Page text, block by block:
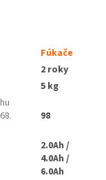
Fúkače
2 roky
5 kg
98
2.0Ah /
4.0Ah /
6.0Ah